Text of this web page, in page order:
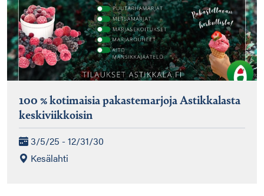
100 % kotimaisia pakastemarjoja Astikkalasta
keskiviikkoisin
3/5/25 - 12/31/30
Kesälahti